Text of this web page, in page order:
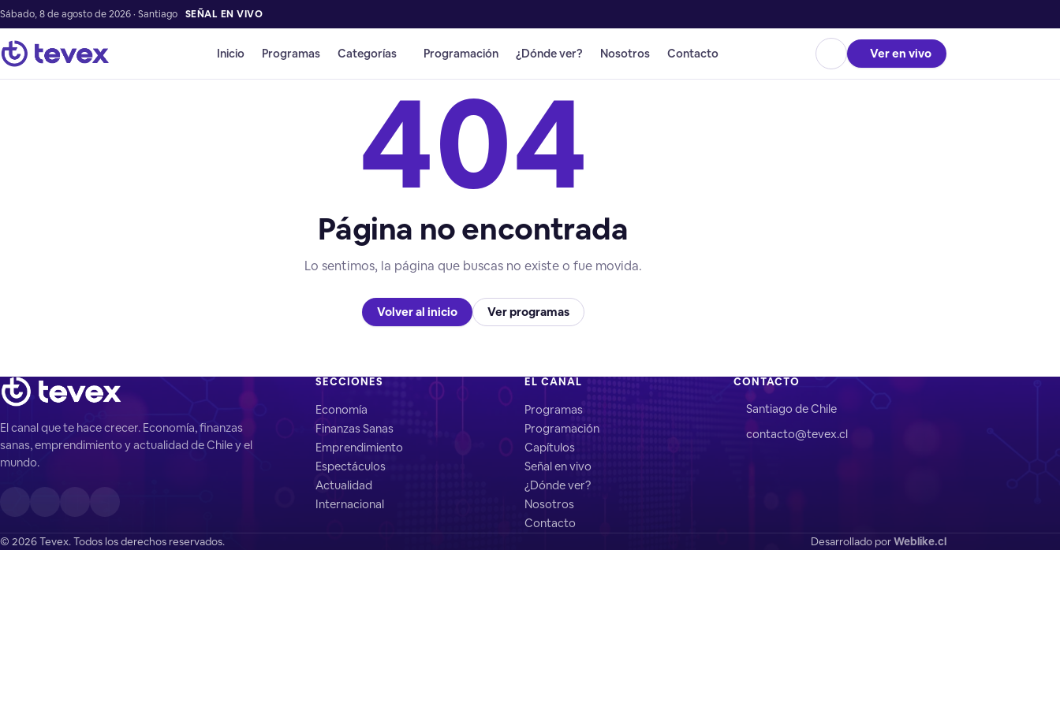
Sábado, 8 de agosto de 2026 · Santiago SEÑAL EN VIVO
Inicio Programas Categorías Programación ¿Dónde ver? Nosotros Contacto Ver en vivo
404
Página no encontrada
Lo sentimos, la página que buscas no existe o fue movida.
Volver al inicio Ver programas
El canal que te hace crecer. Economía, finanzas
sanas, emprendimiento y actualidad de Chile y el
mundo.
SECCIONES
Economía
Finanzas Sanas
Emprendimiento
Espectáculos
Actualidad
Internacional
EL CANAL
Programas
Programación
Capítulos
Señal en vivo
¿Dónde ver?
Nosotros
Contacto
CONTACTO
Santiago de Chile
contacto@tevex.cl
© 2026 Tevex. Todos los derechos reservados. Desarrollado porWeblike.cl